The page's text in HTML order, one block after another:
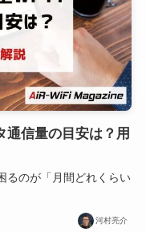
信量の目安は？用
るのが「月間どれくらい
河村亮介